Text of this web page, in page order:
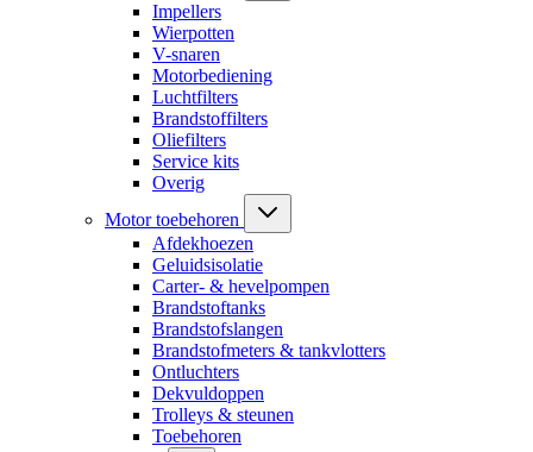
Impellers
Wierpotten
V-snaren
Motorbediening
Luchtfilters
Brandstoffilters
Oliefilters
Service kits
Overig
Motor toebehoren
Afdekhoezen
Geluidsisolatie
Carter- & hevelpompen
Brandstoftanks
Brandstofslangen
Brandstofmeters & tankvlotters
Ontluchters
Dekvuldoppen
Trolleys & steunen
Toebehoren